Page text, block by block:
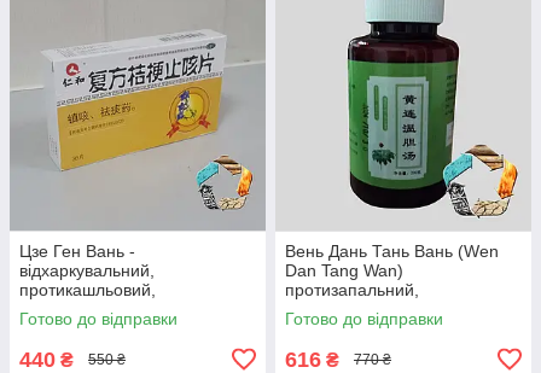
Цзе Ген Вань -
відхаркувальний,
протикашльовий,
протизапальний
Готово до відправки
440 ₴ 550 ₴
Вень Дань Тань Вань (Wen
Dan Tang Wan)
протизапальний,
знеболюючий, при
холециститі
Готово до відправки
616 ₴ 770 ₴